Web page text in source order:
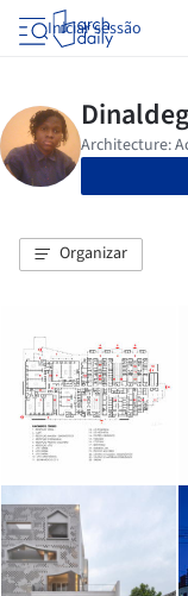
Iniciar sessão
Organizar